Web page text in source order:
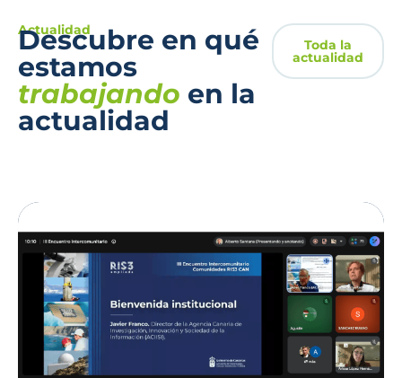
Actualidad
Descubre en qué
estamos
trabajando en la
actualidad
Toda la
actualidad